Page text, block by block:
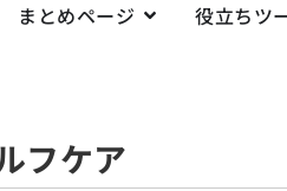
まとめページ 役立ちツ
フケア